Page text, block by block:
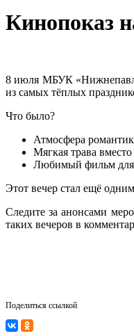
Кинопоказ
8 июля МБУК
из самых тёплых
Что было?
Атмосфера
Мягкая трава
Любимый фильм для
Этот вечер стал ещё
Следите за анонсами
таких вечеров в
Поделиться ссылкой